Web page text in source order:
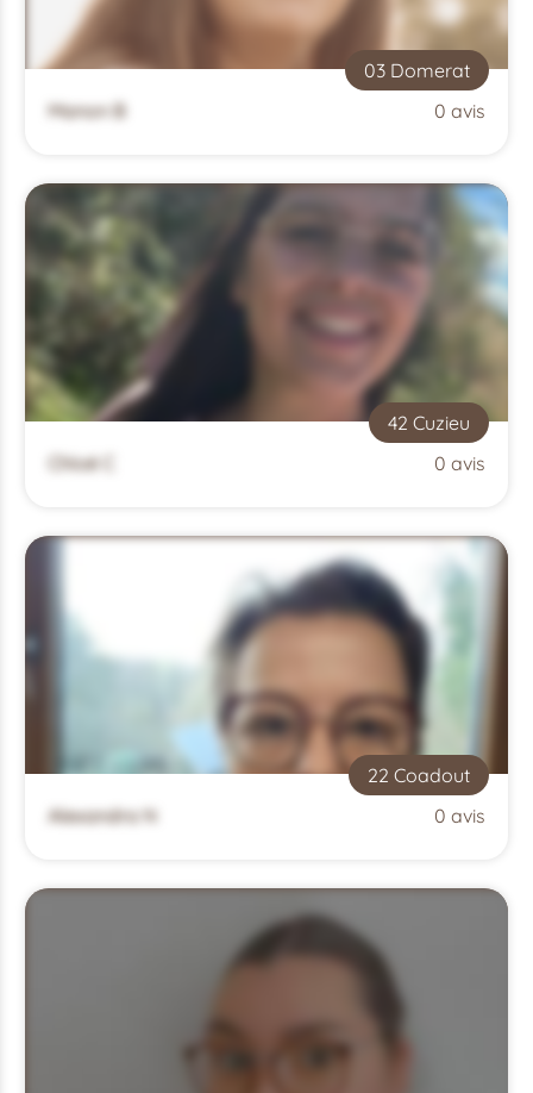
03 Domerat
Manon B
0 avis
42 Cuzieu
Chloé C
0 avis
22 Coadout
Alexandra N
0 avis